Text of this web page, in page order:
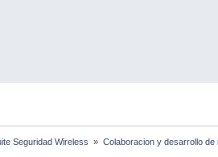
Seguridad Wireless » Colaboracion y desarrollo de